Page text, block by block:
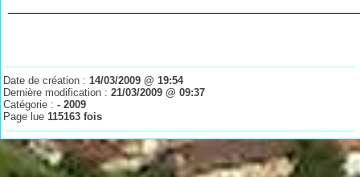
Date de création :14/03/2009 @ 19:54
Dernière modification :21/03/2009 @ 09:37
Catégorie :- 2009
Page lue115163 fois